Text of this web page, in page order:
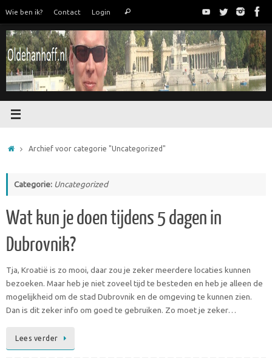
de
inhoud
Wie ben ik? Contact Login Zoeken
HomeArchief voor categorie "Uncategorized"
Categorie: Uncategorized
Wat kun je doen tijdens 5 dagen in
Dubrovnik?
Tja, Kroatië is zo mooi, daar zou je zeker meerdere locaties kunnen
bezoeken. Maar heb je niet zoveel tijd te besteden en heb je alleen de
mogelijkheid om de stad Dubrovnik en de omgeving te kunnen zien.
Dan is dit zeker info om goed te gebruiken. Zo moet je zeker…
Lees verder